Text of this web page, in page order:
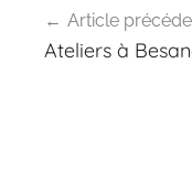
de
Article
Ateliers à